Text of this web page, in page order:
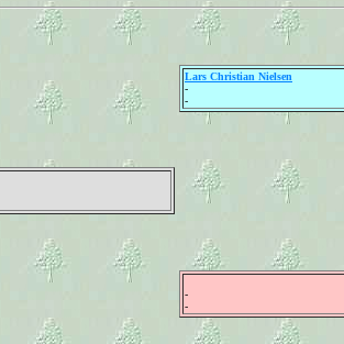
Lars Christian Nielsen
-
-
-
-